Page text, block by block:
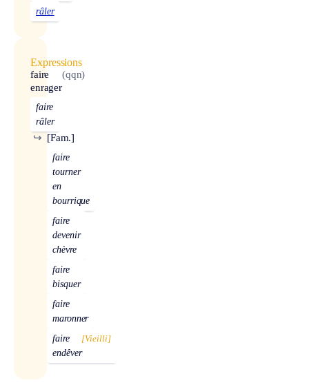
râler
Expressions
faire
enrager
(qqn)
faire
râler
[Fam.]
↪
faire
tourner
en
bourrique
faire
devenir
chèvre
faire
bisquer
faire
maronner
faire
endêver
[Vieilli]